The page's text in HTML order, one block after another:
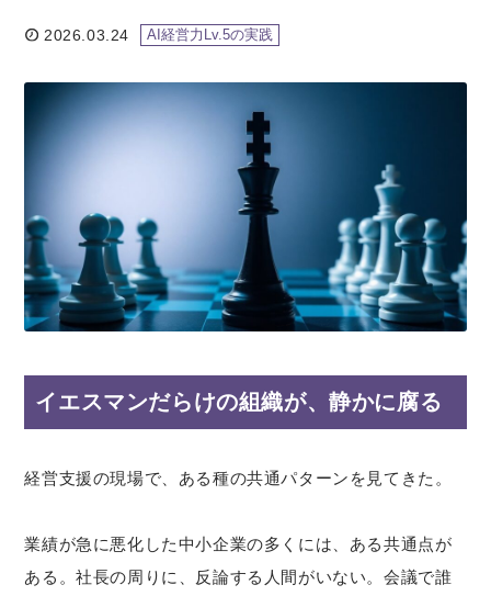
2026.03.24 AI経営力Lv.5の実践
イエスマンだらけの組織が、静かに腐る
経営支援の現場で、ある種の共通パターンを見てきた。
業績が急に悪化した中小企業の多くには、ある共通点が
ある。社長の周りに、反論する人間がいない。会議で誰